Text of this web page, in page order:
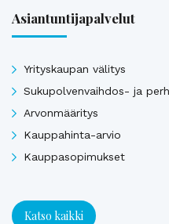
Asiantuntijapalvelut
Yrityskaupan välitys
Sukupolvenvaihdos- ja
Arvonmääritys
Kauppahinta-arvio
Kauppasopimukset
Katso kaikki